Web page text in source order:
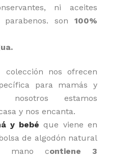
ni aceites
son 100%
colección nos ofrecen
para mamás y
nosotros estamos
y nos encanta.
y bebé que viene en
de algodón natural
mano contiene 3